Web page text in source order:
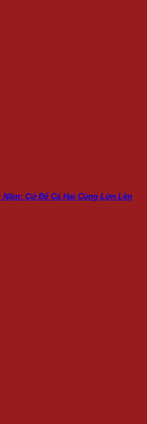
Cứ Để Cả Hai Cùng Lớn Lên